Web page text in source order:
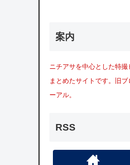
案内
ニチアサを中心とした特
まとめたサイトです。旧
ーアル。
RSS